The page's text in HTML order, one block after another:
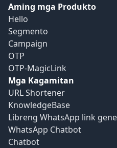
Aming mga Produkto
Hello
Segmento
Campaign
OTP
OTP-MagicLink
Mga Kagamitan
URL Shortener
KnowledgeBase
Libreng WhatsApp link
WhatsApp Chatbot
Chatbot